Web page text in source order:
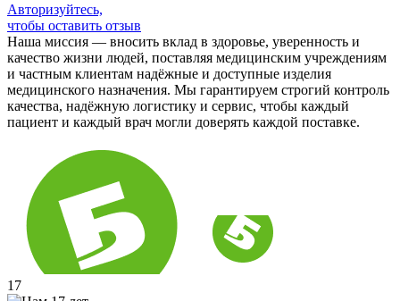
Авторизуйтесь,
чтобы оставить отзыв
Наша миссия — вносить вклад в здоровье, уверенность и
качество жизни людей, поставляя медицинским учреждениям
и частным клиентам надёжные и доступные изделия
медицинского назначения. Мы гарантируем строгий контроль
качества, надёжную логистику и сервис, чтобы каждый
пациент и каждый врач могли доверять каждой поставке.
17